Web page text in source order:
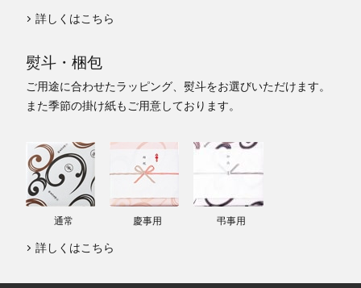
詳しくはこちら
熨斗・梱包
ご用途に合わせたラッピング、熨斗をお選びいただけます。
また季節の掛け紙もご用意しております。
通常 慶事用 弔事用
詳しくはこちら